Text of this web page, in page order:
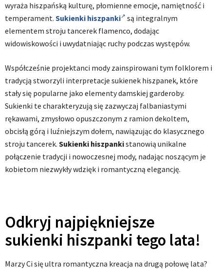
wyraża hiszpańską kulturę, płomienne emocje, namiętność i
temperament. Sukienki hiszpanki
są integralnym
elementem stroju tancerek flamenco, dodając
widowiskowości i uwydatniając ruchy podczas występów.
Współcześnie projektanci mody zainspirowani tym folklorem i
tradycją stworzyli interpretacje sukienek hiszpanek, które
stały się popularne jako elementy damskiej garderoby.
Sukienki te charakteryzują się zazwyczaj falbaniastymi
rękawami, zmysłowo opuszczonym z ramion dekoltem,
obcisłą górą i luźniejszym dołem, nawiązując do klasycznego
stroju tancerek. Sukienki hiszpankistanowią unikalne
połączenie tradycji i nowoczesnej mody, nadając noszącym je
kobietom niezwykły wdzięk i romantyczną elegancję.
Odkryj najpiękniejsze
sukienki hiszpanki tego lata!
Marzy Ci się ultra romantyczna kreacja na drugą połowę lata?